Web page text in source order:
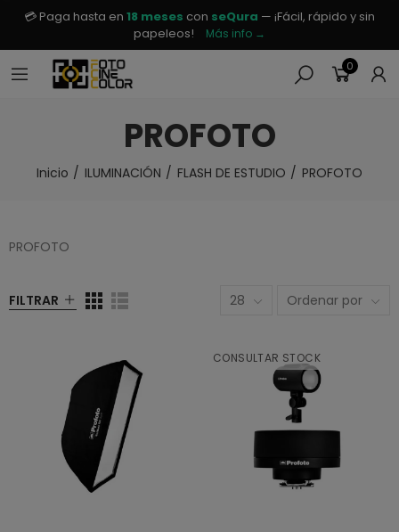
💳 Paga hasta en 18 meses con seQura — ¡Fácil, rápido y sin
papeleos!
Más info →
0
PROFOTO
Inicio ILUMINACIÓN FLASH DE ESTUDIO PROFOTO
PROFOTO
FILTRAR 28 Ordenar por
CONSULTAR STOCK